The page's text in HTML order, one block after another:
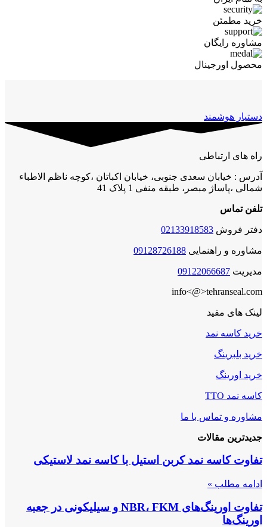
خرید مطمئن
مشاوره رایگان
محصول اورجینال
دستیار هوشمند
راه های ارتباطی
آدرس : خیابان سعدی جنوبی، خیابان اکباتان ،کوچه ناظم الاطباء
شمالی ،پاساژ مبصر، طبقه منفی 1 پلاک 41
تلفن تماس
دفتر فروش 02133918583
مشاوره و راهنمایی 09128726188
مدیریت 09122066687
info<@>tehranseal.com
لینک های مفید
خرید کاسه نمد
خرید بلبرینگ
خرید اورینگ
کاسه نمد TTO
مشاوره و تماس با ما
جدیدترین مقالات
تفاوت کاسه نمد کربن استیل با کاسه نمد لاستیکی
ادامه مطلب »
تفاوت اورینگ‌های NBR، FKM و سیلیکونی در جعبه
اورینگ‌ها